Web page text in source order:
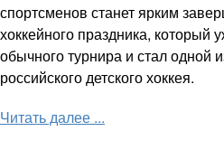
спортсменов станет ярким
хоккейного праздника,
обычного турнира и стал одной
российского детского хоккея.
Читать далее ...